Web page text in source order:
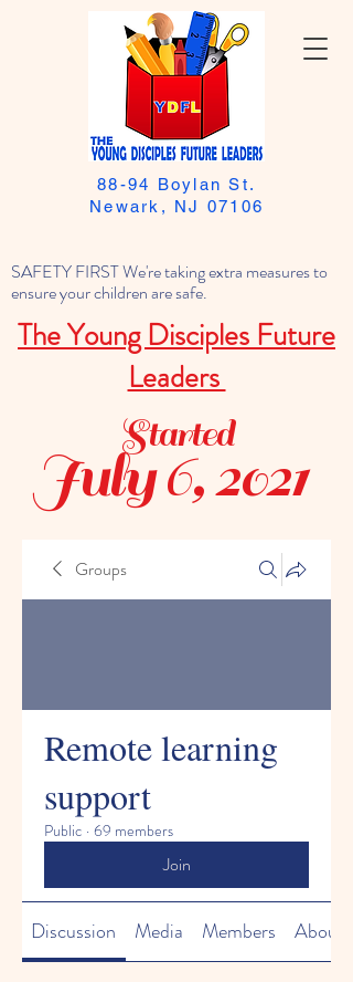
SAFETY FIRST We're taking extra measures to
ensure your children are safe.
The Young Disciples Future
Leaders
88-94 Boylan St.
Newark, NJ 07106
July 6, 2021
Started
Groups
Remote learning
support
Public · 69 members
Join
Discussion Media Members About